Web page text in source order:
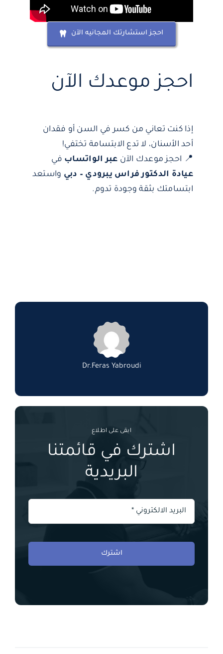
احجز استشارتك المجانيه الآن
احجز موعدك الآن
إذا كنت تعاني من كسر في السن أو فقدان
أحد الأسنان، لا تدع الابتسامة تختفي!
📍 احجز موعدك الآن عبر الواتساب في
عيادة الدكتور فراس يبرودي – دبي واستعد
ابتسامتك بثقة وجودة تدوم.
Dr.Feras Yabroudi
ابقى على اطلاع
اشترك في قائمتنا
البريدية
اشترك